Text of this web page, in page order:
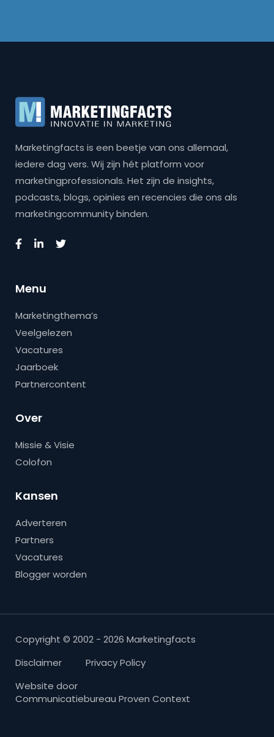
Marketingfacts is een beetje van ons allemaal,
iedere dag vers. Wij zijn hét platform voor
marketingprofessionals. Het zijn de insights,
podcasts, blogs, opinies en recencies die ons als
marketingcommunity binden.
Menu
Marketingthema’s
Veelgelezen
Vacatures
Jaarboek
Partnercontent
Over
Missie & Visie
Colofon
Kansen
Adverteren
Partners
Vacatures
Blogger worden
Copyright © 2002 - 2026 Marketingfacts
Disclaimer
Privacy Policy
Website door
Communicatiebureau Proven Context